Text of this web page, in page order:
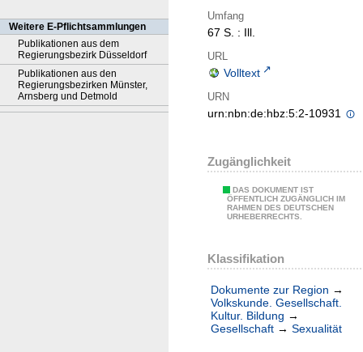
Weitere E-Pflichtsammlungen
Publikationen aus dem
Regierungsbezirk Düsseldorf
Publikationen aus den
Regierungsbezirken Münster,
Arnsberg und Detmold
Umfang
67 S. : Ill.
URL
Volltext
URN
urn:nbn:de:hbz:5:2-10931
Zugänglichkeit
DAS DOKUMENT IST
ÖFFENTLICH ZUGÄNGLICH IM
RAHMEN DES DEUTSCHEN
URHEBERRECHTS.
Klassifikation
Dokumente zur Region →
Volkskunde. Gesellschaft.
Kultur. Bildung →
Gesellschaft → Sexualität